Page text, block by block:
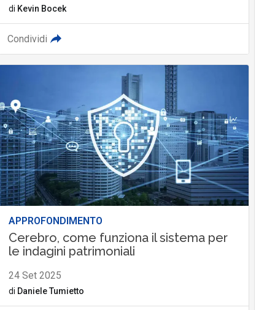
di Kevin Bocek
Condividi
APPROFONDIMENTO
Cerebro, come funziona il sistema per
le indagini patrimoniali
24 Set 2025
di Daniele Tumietto